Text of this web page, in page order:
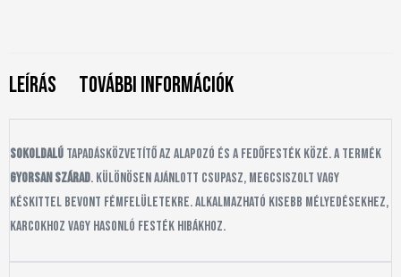
Leírás További információk
Sokoldalú tapadásközvetítő az alapozó és a fedőfesték közé. A termék
gyorsan szárad. Különösen ajánlott csupasz, megcsiszolt vagy
késkittel bevont fémfelületekre. Alkalmazható kisebb mélyedésekhez,
karcokhoz vagy hasonló festék hibákhoz.